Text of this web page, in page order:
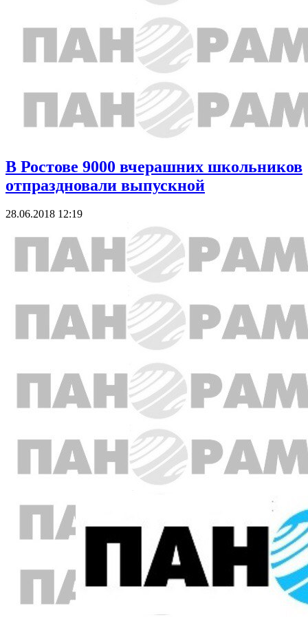
В Ростове 9000 вчерашних школьников
отпраздновали выпускной
28.06.2018 12:19